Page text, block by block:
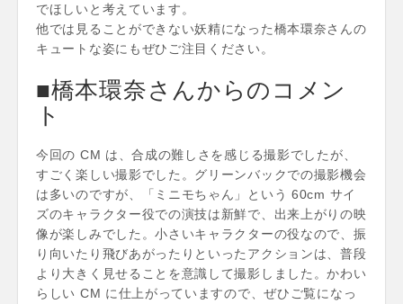
でほしいと考えています。
他では見ることができない妖精になった橋本環奈さんの
キュートな姿にもぜひご注目ください。
■橋本環奈さんからのコメン
ト
今回の CM は、合成の難しさを感じる撮影でしたが、
すごく楽しい撮影でした。グリーンバックでの撮影機会
は多いのですが、「ミニモちゃん」という 60cm サイ
ズのキャラクター役での演技は新鮮で、出来上がりの映
像が楽しみでした。小さいキャラクターの役なので、振
り向いたり飛びあがったりといったアクションは、普段
より大きく見せることを意識して撮影しました。かわい
らしい CM に仕上がっていますので、ぜひご覧になっ